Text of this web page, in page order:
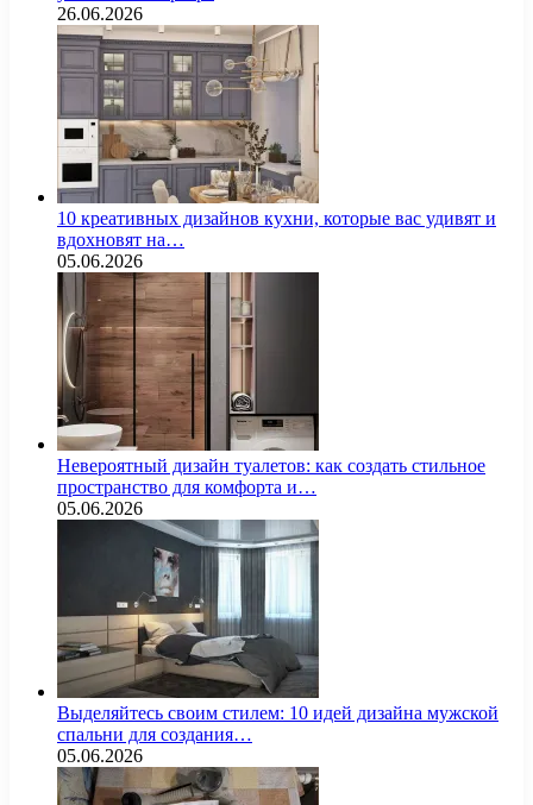
26.06.2026
10 креативных дизайнов кухни, которые вас удивят и
вдохновят на…
05.06.2026
Невероятный дизайн туалетов: как создать стильное
пространство для комфорта и…
05.06.2026
Выделяйтесь своим стилем: 10 идей дизайна мужской
спальни для создания…
05.06.2026